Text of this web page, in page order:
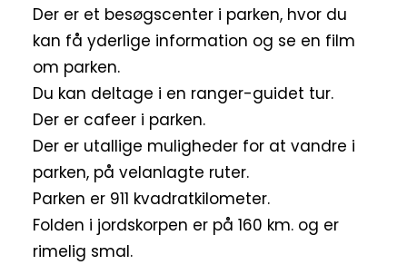
Der er et besøgscenter i parken, hvor du
kan få yderlige information og se en film
om parken.
Du kan deltage i en ranger-guidet tur.
Der er cafeer i parken.
Der er utallige muligheder for at vandre i
parken, på velanlagte ruter.
Parken er 911 kvadratkilometer.
Folden i jordskorpen er på 160 km. og er
rimelig smal.